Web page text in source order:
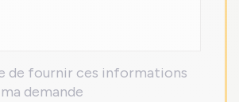
de fournir ces informations
demande